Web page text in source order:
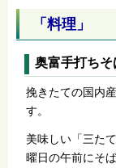
「料理」
奥富手打ちそ
挽きたての国内
す。
美味しい「三た
曜日の午前にそ